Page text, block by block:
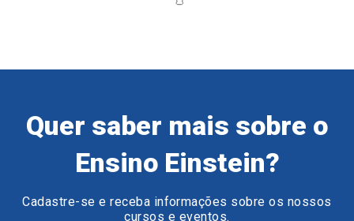
Quer saber mais sobre o
Ensino Einstein?
Cadastre-se e receba informações sobre os nossos
cursos e eventos.